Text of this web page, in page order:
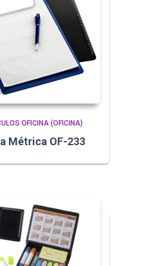
OFICINA (OFICINA)
Métrica OF-233